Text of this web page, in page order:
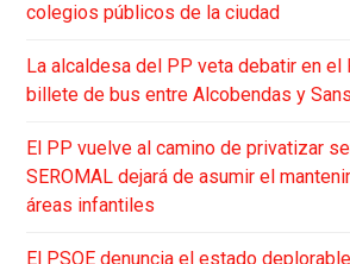
colegios públicos de la ciudad
La alcaldesa del PP veta debatir en el
billete de bus entre Alcobendas y
El PP vuelve al camino de privatizar
SEROMAL dejará de asumir el
áreas infantiles
El PSOE denuncia el estado